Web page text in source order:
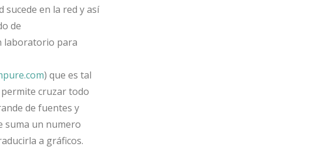
en la red y así
de
laboratorio para
) que es tal
cruzar todo
de fuentes y
suma un numero
a gráficos.